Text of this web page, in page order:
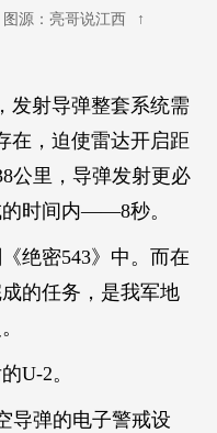
源：亮哥说江西
发射导弹整套系统需
在，迫使雷达开启距
公里，导弹发射更必
时间内——8秒。
绝密543》中。而在
的任务，是我军地
U-2。
导弹的电子警戒设